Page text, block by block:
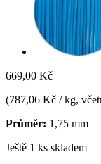
669,00 Kč
(787,06 Kč / kg,
Průměr: 1,75 mm
Ještě 1 ks skladem